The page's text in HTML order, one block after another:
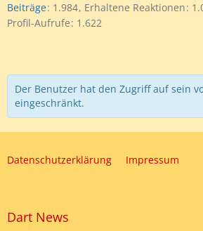
Beiträge 1.984 Erhaltene Reaktionen
Profil-Aufrufe 1.622
Der Benutzer hat den Zugriff auf sein
eingeschränkt.
Datenschutzerklärung Impressum
Dart News